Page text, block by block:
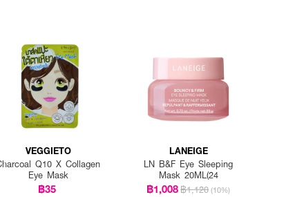
VEGGIETO
Q10 X Collagen
Eye Mask
฿35
LANEIGE
LN B&F Eye Sleeping
Mask 20ML(24
฿1,008฿1,120 (10%)